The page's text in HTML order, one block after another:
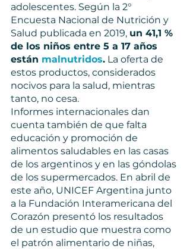
adolescentes. Según la 2°
Encuesta Nacional de Nutrición y
Salud publicada en 2019, un 41,1 %
de los niños entre 5 a 17 años
están malnutridos. La oferta de
estos productos, considerados
nocivos para la salud, mientras
tanto, no cesa.
Informes internacionales dan
cuenta también de que falta
educación y promoción de
alimentos saludables en las casas
de los argentinos y en las góndolas
de los supermercados. En abril de
este año, UNICEF Argentina junto
a la Fundación Interamericana del
Corazón presentó los resultados
de un estudio que muestra como
el patrón alimentario de niñas,